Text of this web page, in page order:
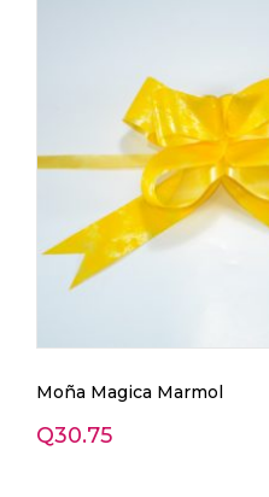
Moña Magica Marmol
Q30.75